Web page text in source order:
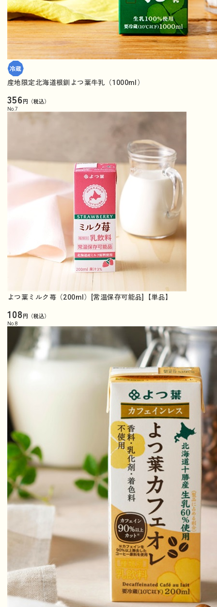
産地限定北海道根釧よつ葉牛乳（1000ml）
356円（税込）
No. 7
よつ葉ミルク苺（200ml）[常温保存可能品]【単品】
108円（税込）
No. 8